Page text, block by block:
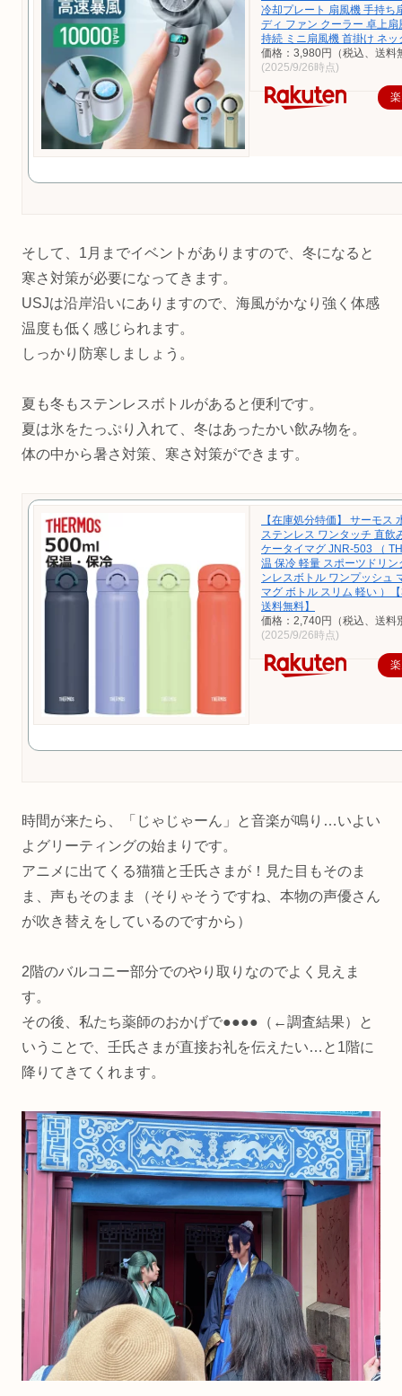
冷却プレート 扇風機 手持ち
ディ ファン クーラー 卓上扇
持続 ミニ扇風機 首掛け ネッ
価格：3,980円（税込、送料
(2025/9/26時点)
そして、1月までイベントがありますので、冬になると
寒さ対策が必要になってきます。
USJは沿岸沿いにありますので、海風がかなり強く体感
温度も低く感じられます。
しっかり防寒しましょう。
夏も冬もステンレスボトルがあると便利です。
夏は氷をたっぷり入れて、冬はあったかい飲み物を。
体の中から暑さ対策、寒さ対策ができます。
【在庫処分特価】 サーモス
ステンレス ワンタッチ 直飲
ケータイマグ JNR-503 （
温 保冷 軽量 スポーツドリン
ンレスボトル ワンプッシュ
マグ ボトル スリム 軽い ）
送料無料】
価格：2,740円（税込、送料
(2025/9/26時点)
時間が来たら、「じゃじゃーん」と音楽が鳴り…いよい
よグリーティングの始まりです。
アニメに出てくる猫猫と壬氏さまが！見た目もそのま
ま、声もそのまま（そりゃそうですね、本物の声優さん
が吹き替えをしているのですから）
2階のバルコニー部分でのやり取りなのでよく見えま
す。
その後、私たち薬師のおかげで●●●●（←調査結果）と
いうことで、壬氏さまが直接お礼を伝えたい…と1階に
降りてきてくれます。